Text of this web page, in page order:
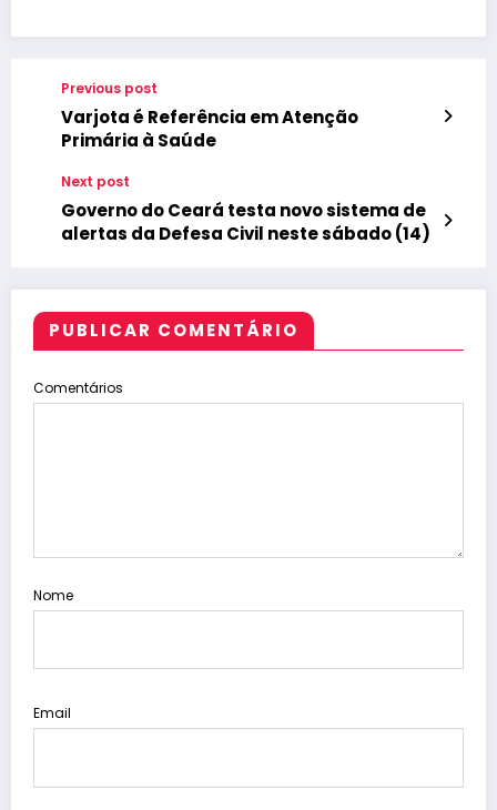
Previous post
Varjota é Referência em Atenção
Primária à Saúde
Next post
Governo do Ceará testa novo sistema de
alertas da Defesa Civil neste sábado (14)
PUBLICAR COMENTÁRIO
Comentários
Nome
Email